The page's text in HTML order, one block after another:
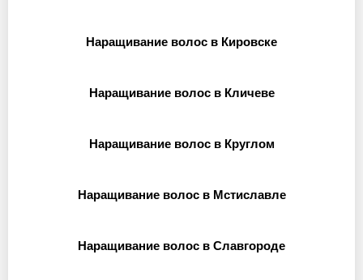
Наращивание волос в Кировске
Наращивание волос в Кличеве
Наращивание волос в Круглом
Наращивание волос в Мстиславле
Наращивание волос в Славгороде